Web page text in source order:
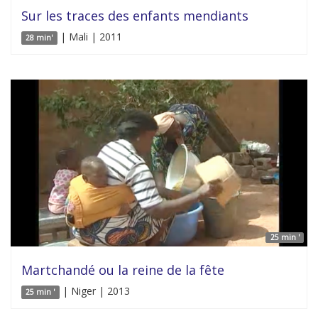
Sur les traces des enfants mendiants
28 min' | Mali | 2011
25 min '
Martchandé ou la reine de la fête
25 min ' | Niger | 2013